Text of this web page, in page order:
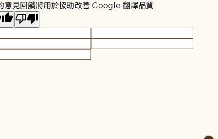
意見回饋將用於協助改善 Google 翻譯品質